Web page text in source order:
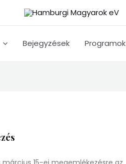
Bejegyzések Programok